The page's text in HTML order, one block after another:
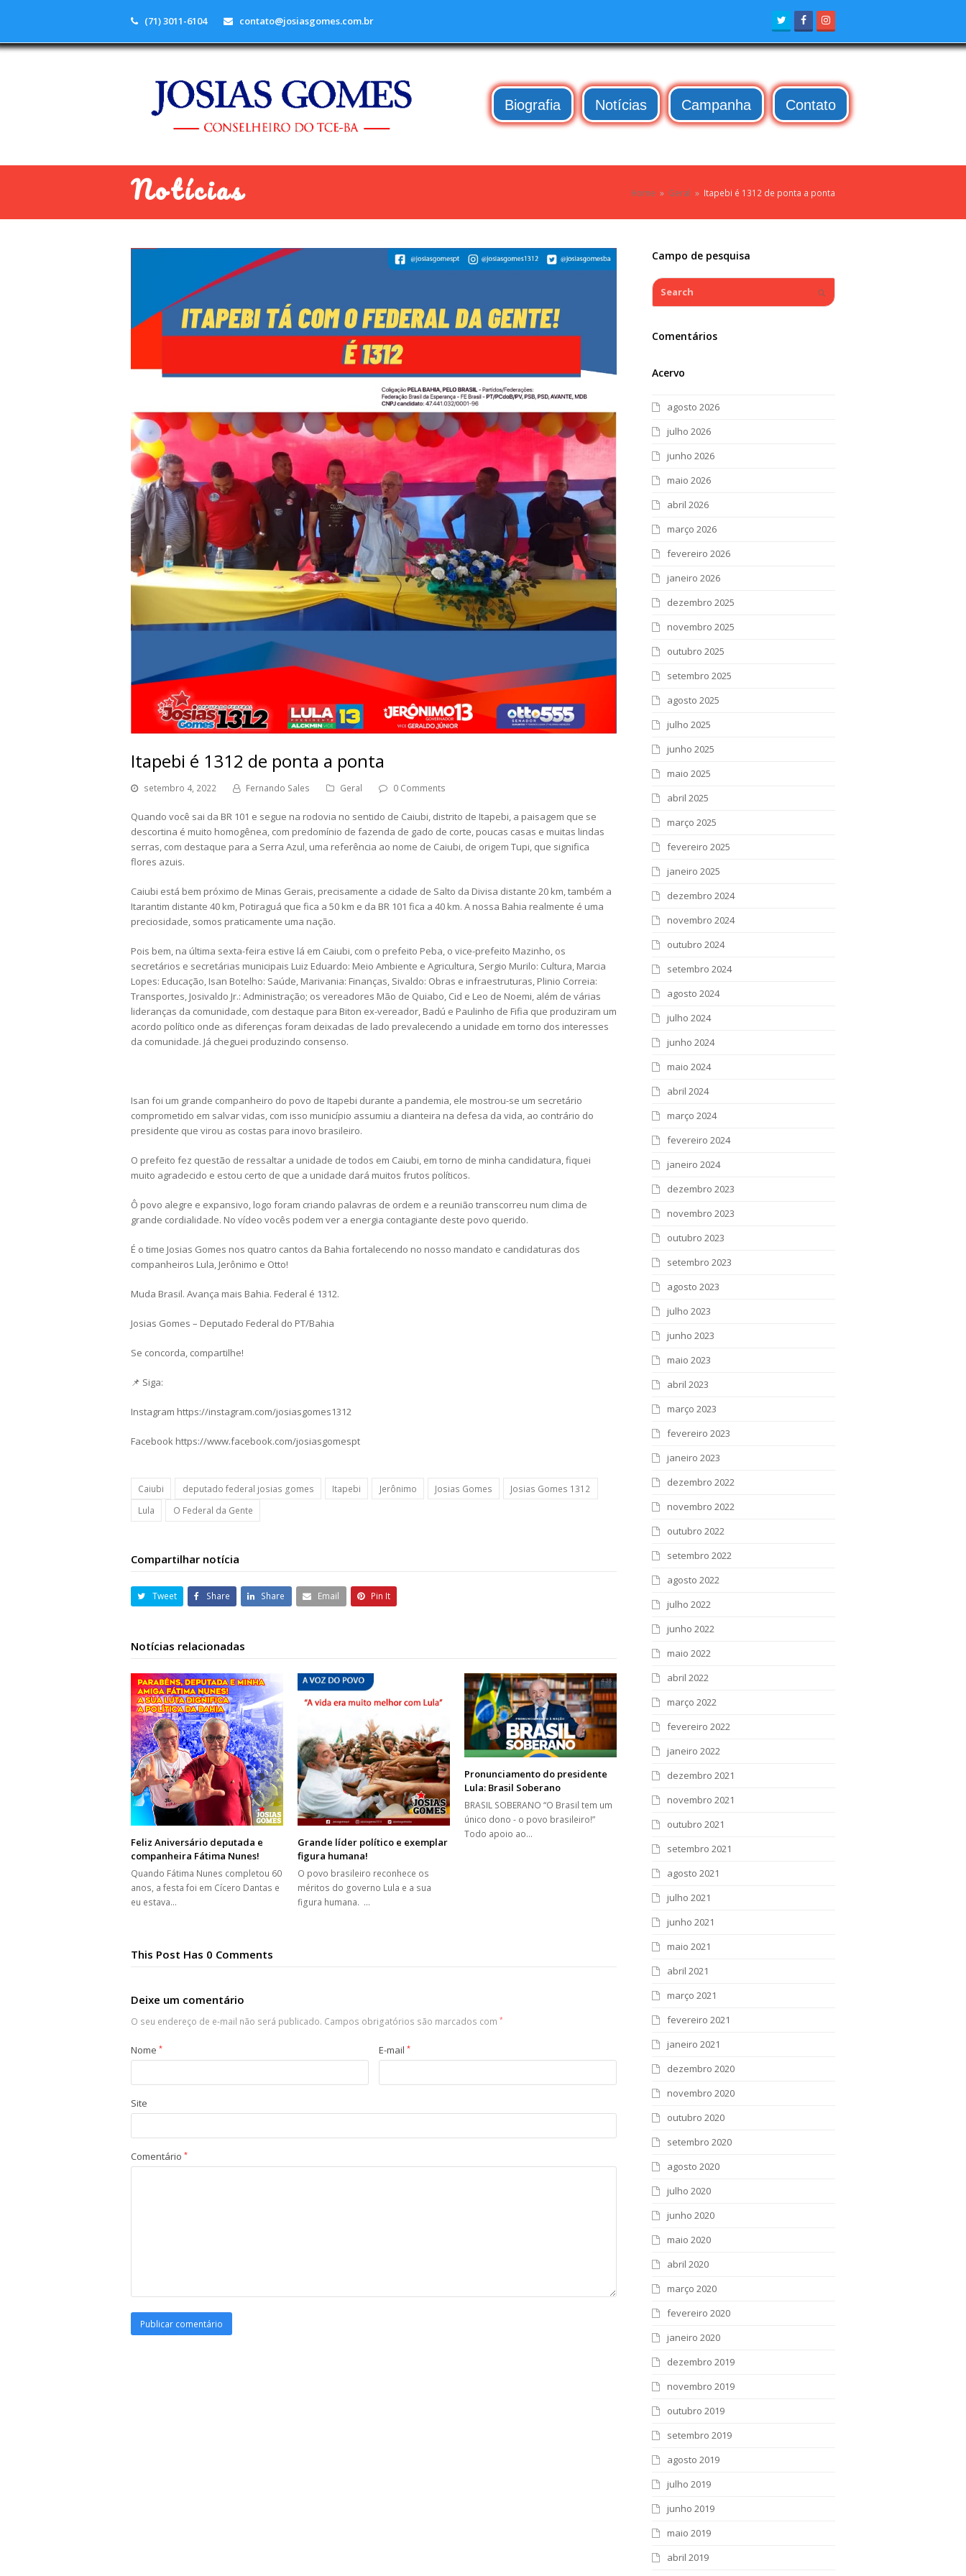
(71) 3011-6104 contato@josiasgomes.com.br TwitterFacebook
Biografia Notícias Campanha Contato
Notícias Home » Geral » Itapebi é 1312 de ponta a ponta
Itapebi é 1312 de ponta a ponta
setembro 4, 2022 Fernando Sales Geral 0 Comments
Quando você sai da BR 101 e segue na rodovia no sentido de Caiubi, distrito de Itapebi, a paisagem que se
descortina é muito homogênea, com predomínio de fazenda de gado de corte, poucas casas e muitas lindas
serras, com destaque para a Serra Azul, uma referência ao nome de Caiubi, de origem Tupi, que significa
flores azuis.
Caiubi está bem próximo de Minas Gerais, precisamente a cidade de Salto da Divisa distante 20 km, também a
Itarantim distante 40 km, Potiraguá que fica a 50 km e da BR 101 fica a 40 km. A nossa Bahia realmente é uma
preciosidade, somos praticamente uma nação.
Pois bem, na última sexta-feira estive lá em Caiubi, com o prefeito Peba, o vice-prefeito Mazinho, os
secretários e secretárias municipais Luiz Eduardo: Meio Ambiente e Agricultura, Sergio Murilo: Cultura, Marcia
Lopes: Educação, Isan Botelho: Saúde, Marivania: Finanças, Sivaldo: Obras e infraestruturas, Plinio Correia:
Transportes, Josivaldo Jr.: Administração; os vereadores Mão de Quiabo, Cid e Leo de Noemi, além de várias
lideranças da comunidade, com destaque para Biton ex-vereador, Badú e Paulinho de Fifia que produziram um
acordo político onde as diferenças foram deixadas de lado prevalecendo a unidade em torno dos interesses
da comunidade. Já cheguei produzindo consenso.
Isan foi um grande companheiro do povo de Itapebi durante a pandemia, ele mostrou-se um secretário
comprometido em salvar vidas, com isso município assumiu a dianteira na defesa da vida, ao contrário do
presidente que virou as costas para inovo brasileiro.
O prefeito fez questão de ressaltar a unidade de todos em Caiubi, em torno de minha candidatura, fiquei
muito agradecido e estou certo de que a unidade dará muitos frutos políticos.
Ô povo alegre e expansivo, logo foram criando palavras de ordem e a reunião transcorreu num clima de
grande cordialidade. No vídeo vocês podem ver a energia contagiante deste povo querido.
É o time Josias Gomes nos quatro cantos da Bahia fortalecendo no nosso mandato e candidaturas dos
companheiros Lula, Jerônimo e Otto!
Muda Brasil. Avança mais Bahia. Federal é 1312.
Josias Gomes – Deputado Federal do PT/Bahia
Se concorda, compartilhe!
📌 Siga:
Instagram https://instagram.com/josiasgomes1312
Facebook https://www.facebook.com/josiasgomespt
Caiubi deputado federal josias gomes Itapebi Jerônimo Josias Gomes
Josias Gomes 1312
Lula
O Federal da Gente
Compartilhar notícia
Tweet Share Share Email Pin It
Notícias relacionadas
Feliz Aniversário deputada e
companheira Fátima Nunes!
Quando Fátima Nunes completou 60
anos, a festa foi em Cícero Dantas e
eu estava…
Grande líder político e exemplar
figura humana!
O povo brasileiro reconhece os
méritos do governo Lula e a sua
figura humana. …
Pronunciamento do presidente
Lula: Brasil Soberano
BRASIL SOBERANO “O Brasil tem um
único dono - o povo brasileiro!”
Todo apoio ao…
This Post Has 0 Comments
Deixe um comentário
O seu endereço de e-mail não será publicado. Campos obrigatórios são marcados com *
Nome * E-mail *
Site
Comentário *
Campo de pesquisa
Search
Comentários
Acervo
agosto 2026
julho 2026
junho 2026
maio 2026
abril 2026
março 2026
fevereiro 2026
janeiro 2026
dezembro 2025
novembro 2025
outubro 2025
setembro 2025
agosto 2025
julho 2025
junho 2025
maio 2025
abril 2025
março 2025
fevereiro 2025
janeiro 2025
dezembro 2024
novembro 2024
outubro 2024
setembro 2024
agosto 2024
julho 2024
junho 2024
maio 2024
abril 2024
março 2024
fevereiro 2024
janeiro 2024
dezembro 2023
novembro 2023
outubro 2023
setembro 2023
agosto 2023
julho 2023
junho 2023
maio 2023
abril 2023
março 2023
fevereiro 2023
janeiro 2023
dezembro 2022
novembro 2022
outubro 2022
setembro 2022
agosto 2022
julho 2022
junho 2022
maio 2022
abril 2022
março 2022
fevereiro 2022
janeiro 2022
dezembro 2021
novembro 2021
outubro 2021
setembro 2021
agosto 2021
julho 2021
junho 2021
maio 2021
abril 2021
março 2021
fevereiro 2021
janeiro 2021
dezembro 2020
novembro 2020
outubro 2020
setembro 2020
agosto 2020
julho 2020
junho 2020
maio 2020
abril 2020
março 2020
fevereiro 2020
janeiro 2020
dezembro 2019
novembro 2019
outubro 2019
setembro 2019
agosto 2019
julho 2019
junho 2019
maio 2019
abril 2019